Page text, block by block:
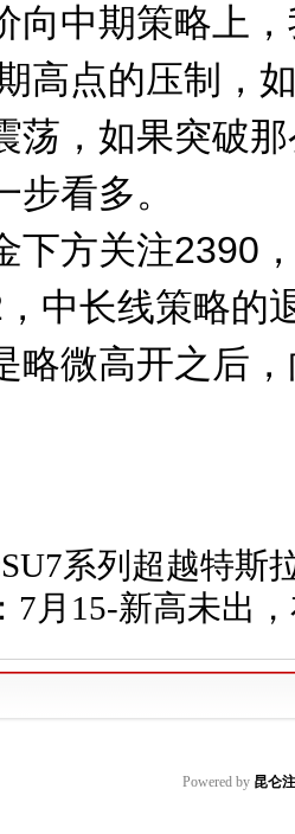
向中期策略上
高点的压制，
荡，如果突破
看多。
下方关注2390
中长线策略的
略微高开之后
系列超越特斯
7月15-新高未出
Powered by 昆仑